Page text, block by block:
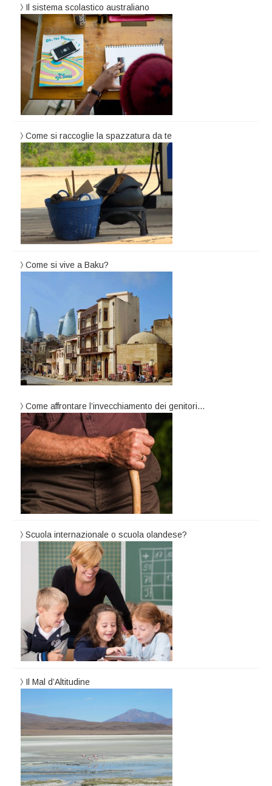
Il sistema scolastico australiano
Come si raccoglie la spazzatura da te
Come si vive a Baku?
Come affrontare l’invecchiamento dei genitori…
Scuola internazionale o scuola olandese?
Il Mal d’Altitudine